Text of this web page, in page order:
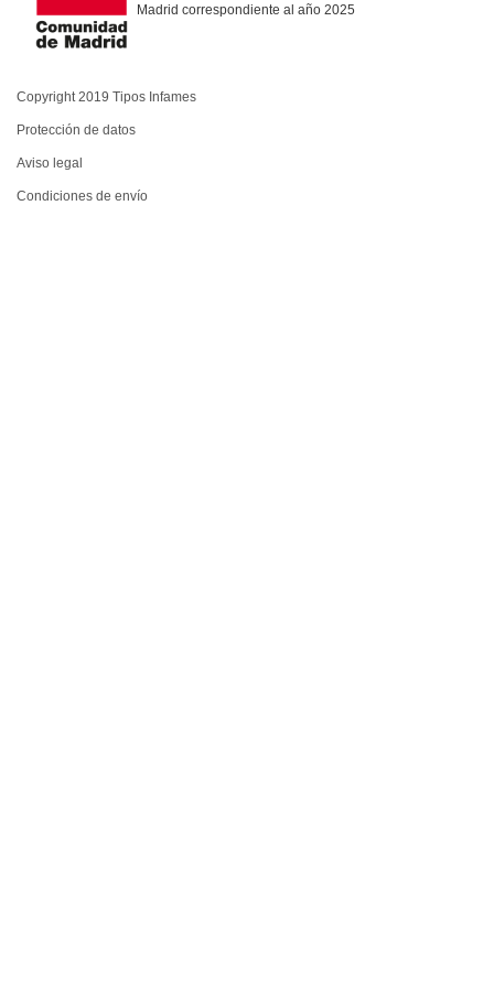
Madrid correspondiente al año 2025
Copyright 2019 Tipos Infames
Protección de datos
Aviso legal
Condiciones de envío